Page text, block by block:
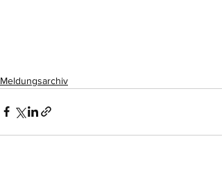
Meldungsarchiv